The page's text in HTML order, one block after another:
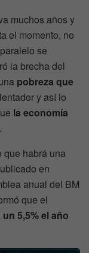
muchos años y
el momento, no
se
la brecha del
pobreza que
y así lo
la economía
.
que habrá una
en
anual del BM
que el
5,5% el año